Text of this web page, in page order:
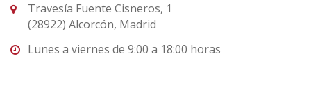
Travesía Fuente Cisneros, 1
(28922) Alcorcón, Madrid
Lunes a viernes de 9:00 a 18:00 horas